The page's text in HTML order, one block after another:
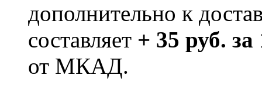
дополнительно к
составляет + 35 руб.
от МКАД.